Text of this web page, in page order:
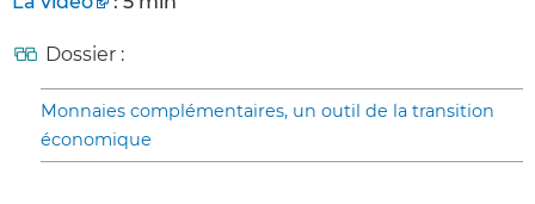
Dossier :
Monnaies complémentaires, un outil de la transition
économique